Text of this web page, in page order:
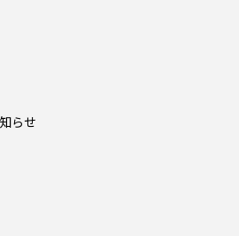
らせ